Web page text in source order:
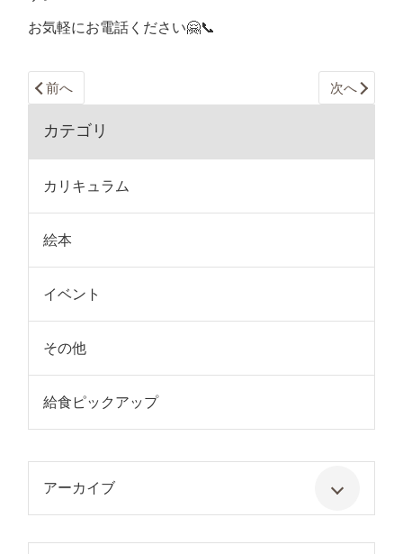
お気軽にお電話ください🤗📞
前へ 次へ
カテゴリ
カリキュラム
絵本
イベント
その他
給食ピックアップ
アーカイブ